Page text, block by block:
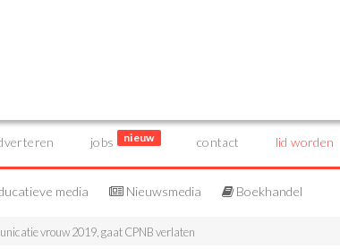
jobs nieuw contact lid worden
media Nieuwsmedia Boekhandel
vrouw 2019, gaat CPNB verlaten